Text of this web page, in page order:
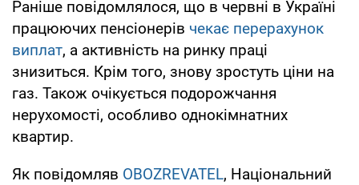
Раніше повідомлялося, що в червні в Україні
працюючих пенсіонерів чекає перерахунок
виплат, а активність на ринку праці
знизиться. Крім того, знову зростуть ціни на
газ. Також очікується подорожчання
нерухомості, особливо однокімнатних
квартир.
Як повідомляв OBOZREVATEL, Національний